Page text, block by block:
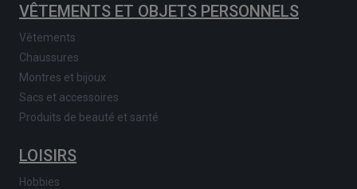
VÊTEMENTS ET OBJETS PERSONNELS
Vêtements
Chaussures
Montres et bijoux
Sacs et accessoires
Produits de beauté et santé
LOISIRS
Hobbies